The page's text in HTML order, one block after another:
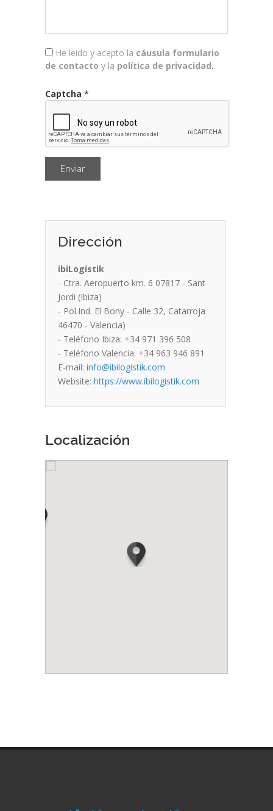
He leido y acepto la cáusula formulario
de contacto y la política de privacidad.
Captcha *
Enviar
Dirección
ibiLogistik
- Ctra. Aeropuerto km. 6 07817 - Sant
Jordi (Ibiza)
- Pol.Ind. El Bony - Calle 32, Catarroja
46470 - Valencia)
- Teléfono Ibiza: +34 971 396 508
- Teléfono Valencia: +34 963 946 891
E-mail: info@ibilogistik.com
Website: https://www.ibilogistik.com
Localización